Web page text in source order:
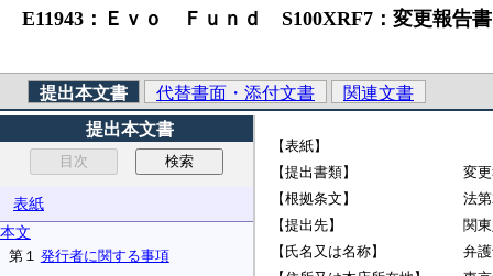
E11943：Ｅｖｏ Ｆｕｎｄ S100XRF7：変更報告書
提出本文書 代替書面・添付文書
関連文書
提出本文書